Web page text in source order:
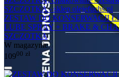
ZESTAW DO KONSERWACJI
LUBE SPRAY + BRAKE &
SZCZOTKA
W magazynie
10900 zł